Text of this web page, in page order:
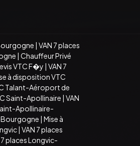
| VAN 7 places
| Chauffeur Privé
VTC F�y | VAN 7
à disposition VTC
Talant-Aéroport de
Saint-Apollinaire | VAN
Apollinaire-
| Mise à
| VAN 7 places
7 places Longvic-